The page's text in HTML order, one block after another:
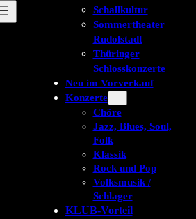
Schallkultur
Sommertheater
Rudolstadt
Thüringer
Schlosskonzerte
Neu im Vorverkauf
Konzerte
Chöre
Jazz, Blues, Soul,
Folk
Klassik
Rock und Pop
Volksmusik /
Schlager
KLUB-Vorteil